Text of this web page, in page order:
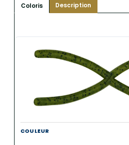
Coloris Description